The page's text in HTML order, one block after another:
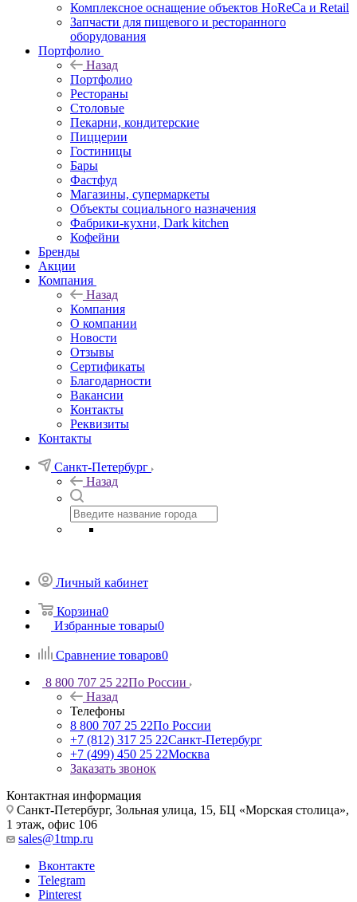
Комплексное оснащение объектов HoReCa и Retail
Запчасти для пищевого и ресторанного
оборудования
Портфолио
Назад
Портфолио
Рестораны
Столовые
Пекарни, кондитерские
Пиццерии
Гостиницы
Бары
Фастфуд
Магазины, супермаркеты
Объекты социального назначения
Фабрики-кухни, Dark kitchen
Кофейни
Бренды
Акции
Компания
Назад
Компания
О компании
Новости
Отзывы
Сертификаты
Благодарности
Вакансии
Контакты
Реквизиты
Контакты
Санкт-Петербург
Назад
Личный кабинет
Корзина0
Избранные товары0
Сравнение товаров0
8 800 707 25 22По России
Назад
Телефоны
8 800 707 25 22По России
+7 (812) 317 25 22Санкт-Петербург
+7 (499) 450 25 22Москва
Заказать звонок
Контактная информация
Санкт-Петербург, Зольная улица, 15, БЦ «Морская столица»,
1 этаж, офис 106
sales@1tmp.ru
Вконтакте
Telegram
Pinterest